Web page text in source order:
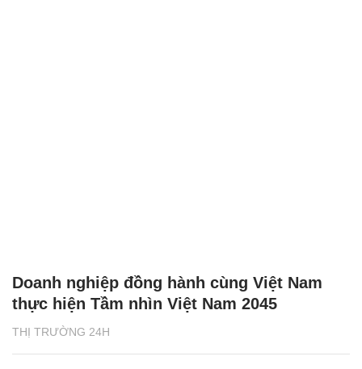
THỊ TRƯỜNG 24H
Doanh nghiệp đồng hành cùng Việt Nam
thực hiện Tầm nhìn Việt Nam 2045